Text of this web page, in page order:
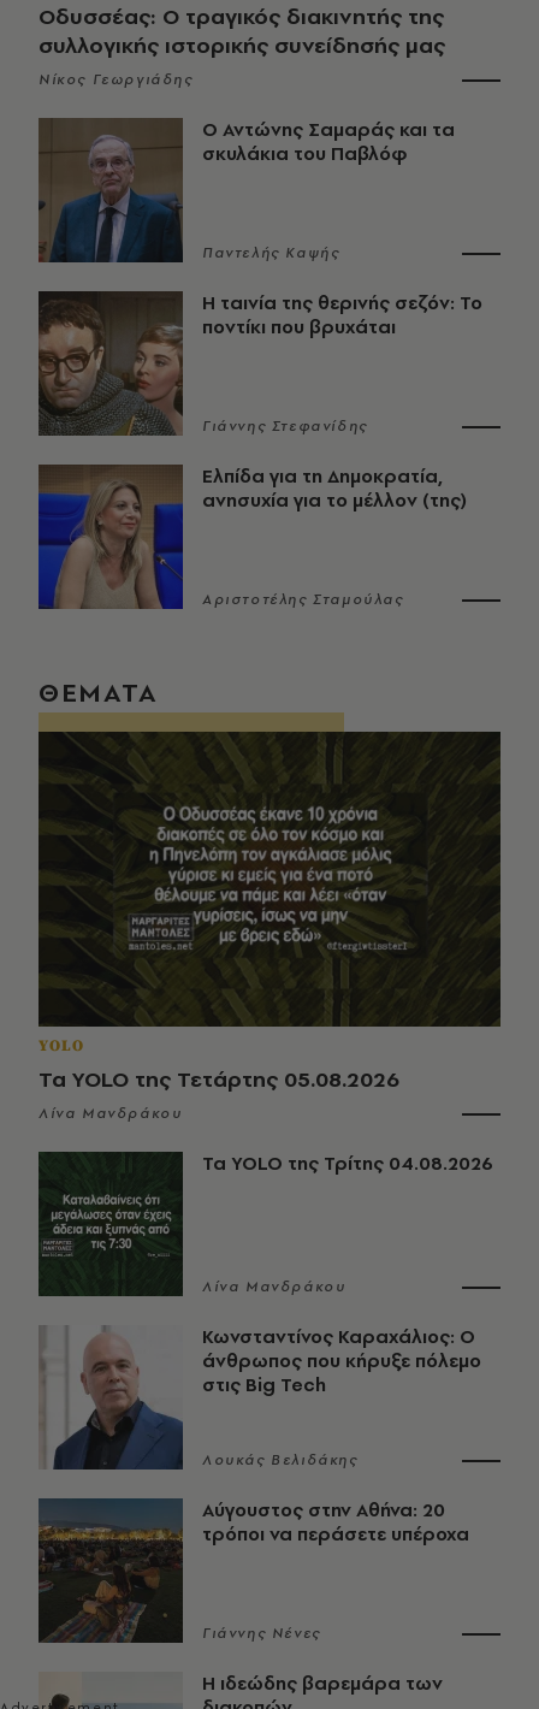
Οδυσσέας: Ο τραγικός διακινητής της
συλλογικής ιστορικής συνείδησής μας
Νίκος Γεωργιάδης
Ο Αντώνης Σαμαράς και τα
σκυλάκια του Παβλόφ
Παντελής Καψής
Η ταινία της θερινής σεζόν: Το
ποντίκι που βρυχάται
Γιάννης Στεφανίδης
Ελπίδα για τη Δημοκρατία,
ανησυχία για το μέλλον (της)
Αριστοτέλης Σταμούλας
ΘΕΜΑΤΑ
YOLO
Τα YOLO της Τετάρτης 05.08.2026
Λίνα Μανδράκου
Τα YOLO της Τρίτης 04.08.2026
Λίνα Μανδράκου
Κωνσταντίνος Καραχάλιος: Ο
άνθρωπος που κήρυξε πόλεμο
στις Big Tech
Λουκάς Βελιδάκης
Αύγουστος στην Αθήνα: 20
τρόποι να περάσετε υπέροχα
Γιάννης Νένες
Η ιδεώδης βαρεμάρα των